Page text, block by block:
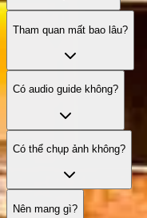
Tham quan mất bao lâu?
Có audio guide không?
Có thể chụp ảnh không?
Nên mang gì?